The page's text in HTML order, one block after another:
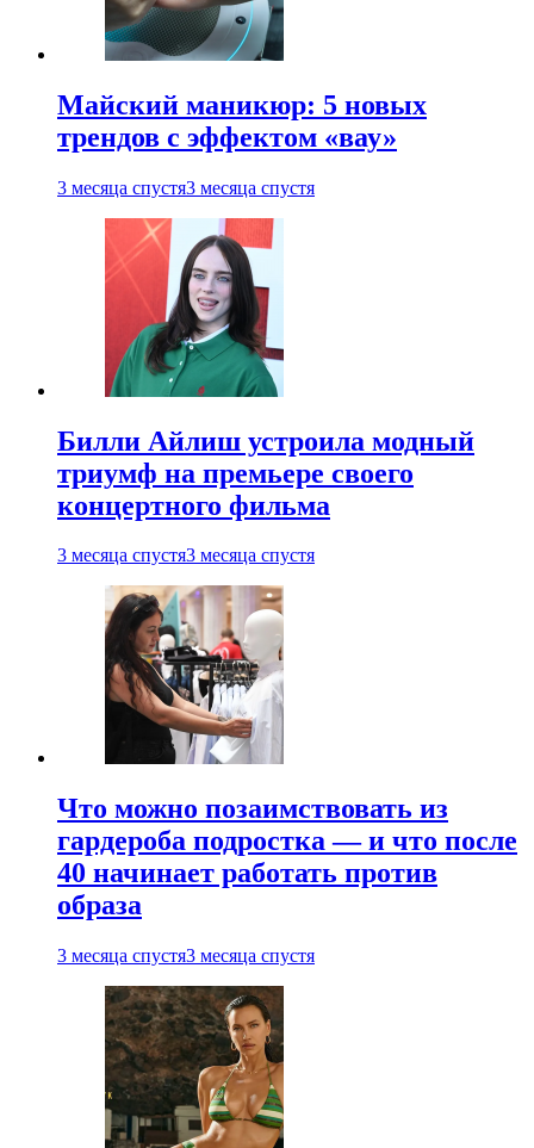
Майский маникюр: 5 новых
трендов с эффектом «вау»
3 месяца спустя3 месяца спустя
Билли Айлиш устроила модный
триумф на премьере своего
концертного фильма
3 месяца спустя3 месяца спустя
Что можно позаимствовать из
гардероба подростка — и что после
40 начинает работать против
образа
3 месяца спустя3 месяца спустя